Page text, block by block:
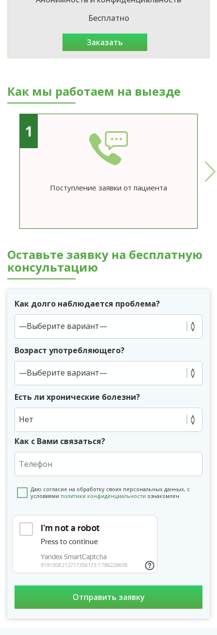
Бесплатно
заказать
Как мы работаем на выезде
1
Поступление заявки от пациента
Оставьте заявку на бесплатную
консультацию
Как долго наблюдается проблема?
Возраст употребляющего?
Есть ли хронические болезни?
Нет
Как с Вами связаться?
Даю согласие на обработку своих персональных данных, с
условиями политики конфиденциальности ознакомлен